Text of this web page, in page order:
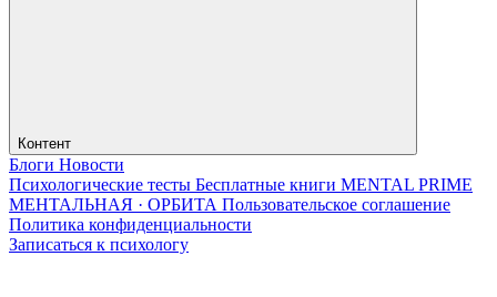
Контент
Блоги Новости
Психологические тесты Бесплатные книги MENTAL PRIME
МЕНТАЛЬНАЯ · ОРБИТА Пользовательское соглашение
Политика конфиденциальности
Записаться к психологу